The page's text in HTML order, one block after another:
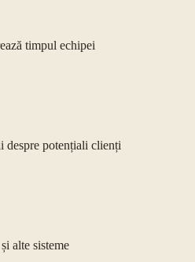
timpul echipei
despre potențiali clienți
alte sisteme